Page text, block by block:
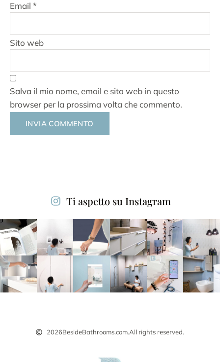
Email *
Sito web
Salva il mio nome, email e sito web in questo
browser per la prossima volta che commento.
Ti aspetto su Instagram
2026BesideBathrooms.com.All rights reserved.